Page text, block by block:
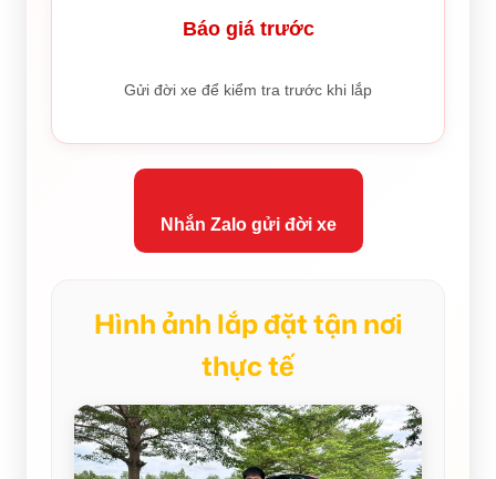
Báo giá trước
Gửi đời xe để kiểm tra trước khi lắp
Nhắn Zalo gửi đời xe
Hình ảnh lắp đặt tận nơi
thực tế